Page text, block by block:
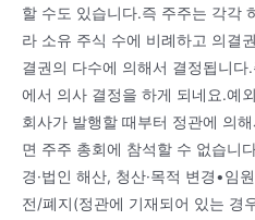
할 수도 있습니다.즉 주주는 각각
라 소유 주식 수에 비례하고 의결
결권의 다수에 의해서 결정됩니
에서 의사 결정을 하게 되네요.예
회사가 발행할 때부터 정관에 의
면 주주 총회에 참석할 수 없습니
경·법인 해산, 청산·목적 변경•임
전/폐지(정관에 기재되어 있는 경